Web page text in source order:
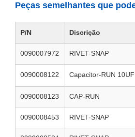
Peças semelhantes que
P/N Discrição
0090007972 RIVET-SNAP
0090008122 Capacitor-RUN 10UF
0090008123 CAP-RUN
0090008453 RIVET-SNAP